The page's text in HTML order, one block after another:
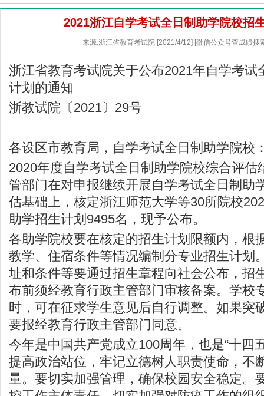
2021浙江自学考试全日制助学院校招
来源:浙江省教育考试院 [2021/4/12] [微信公众号查成绩搜
浙江省教育考试院关于公布2021年自学考试
计划的通知
浙教试院〔2021〕29号
各设区市教育局，自学考试全日制助学院校
2020年度自学考试全日制助学院校综合评估
管部门在对申报继续开展自学考试全日制助
估基础上，核定浙江师范大学等30所院校
助学招生计划9495名，现予公布。
各助学院校要在核定的招生计划限额内，根
教学、住宿条件等情况编制分专业招生计划
址和条件等要通过招生章程向社会公布，招
布前须经教育行政主管部门审核备案。学校
时，可在征求学生意见后自行调整。如果突
要报经教育行政主管部门同意。
今年是中国共产党成立100周年，也是“十四
提高政治站位，牢记立德树人职责使命，不
量。要切实加强管理，确保校园安全稳定。